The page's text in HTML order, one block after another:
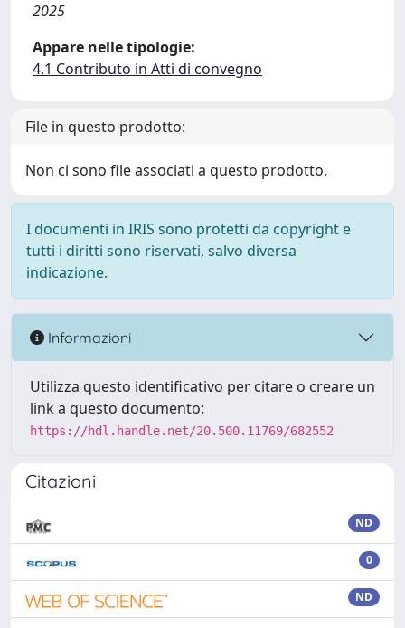
2025
Appare nelle tipologie:
4.1 Contributo in Atti di convegno
File in questo prodotto:
Non ci sono file associati a questo prodotto.
I documenti in IRIS sono protetti da copyright e
tutti i diritti sono riservati, salvo diversa
indicazione.
Informazioni
Utilizza questo identificativo per citare o creare un
link a questo documento:
https://hdl.handle.net/20.500.11769/682552
Citazioni
ND
0
ND